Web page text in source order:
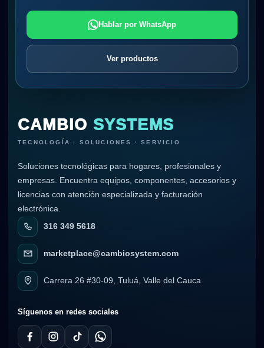
Hablar por WhatsApp
Ver productos
CAMBIO SYSTEMS
TECNOLOGÍA · SOLUCIONES · SERVICIO
Soluciones tecnológicas para hogares, profesionales y
empresas. Encuentra equipos, componentes, accesorios y
licencias con atención especializada y facturación
electrónica.
316 349 5618
marketplace@cambiosystem.com
Carrera 26 #30-09, Tuluá, Valle del Cauca
Síguenos en redes sociales